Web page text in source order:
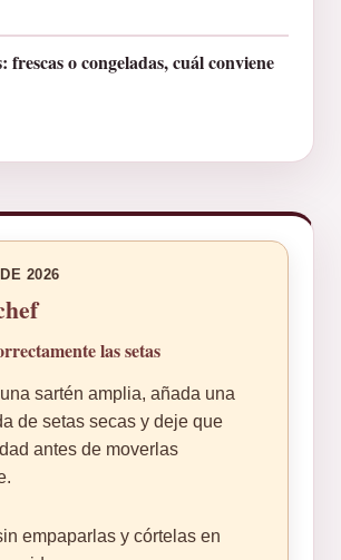
o congeladas, cuál conviene
2026
las setas
sartén amplia, añada una
de setas secas y deje que
antes de moverlas
empaparlas y córtelas en